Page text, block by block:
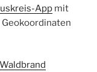
App mit
Waldbrand